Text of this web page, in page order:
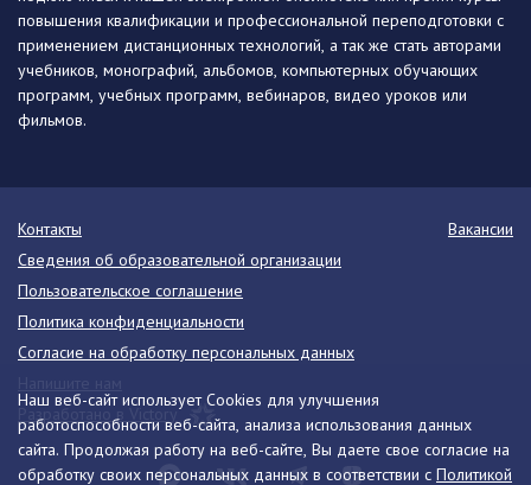
Наш веб-сайт использует Cookies для улучшения
работоспособности веб-сайта, анализа использования данных
сайта. Продолжая работу на веб-сайте, Вы даете свое согласие на
обработку своих персональных данных в соответствии с Политикой
повышения квалификации и профессиональной переподготовки с
применением дистанционных технологий, а так же стать авторами
учебников, монографий, альбомов, компьютерных обучающих
программ, учебных программ, вебинаров, видео уроков или
фильмов.
Контакты
Вакансии
Сведения об образовательной организации
Пользовательское соглашение
Политика конфиденциальности
Согласие на обработку персональных данных
Разработано в Victory